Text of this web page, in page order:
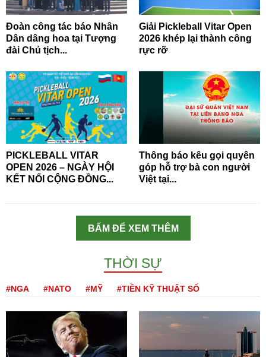
Đoàn công tác báo Nhân
Dân dâng hoa tại Tượng
đài Chủ tịch...
Giải Pickleball Vitar Open
2026 khép lại thành công
rực rỡ
PICKLEBALL VITAR
OPEN 2026 – NGÀY HỘI
KẾT NỐI CỘNG ĐỒNG...
Thông báo kêu gọi quyên
góp hỗ trợ bà con người
Việt tại...
BẤM ĐỂ XEM THÊM
THỜI SỰ
#NGA #NATO #MỸ #TIỀN KỸ THUẬT SỐ